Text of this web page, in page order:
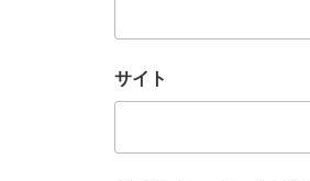
サイト